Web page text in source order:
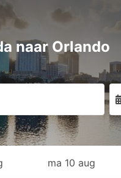
naar Orlando
ma 10 aug